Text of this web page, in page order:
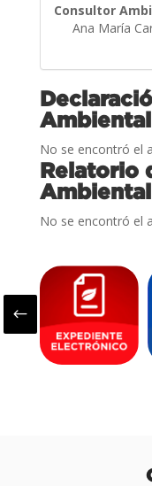
Consultor
Ana María
Ambiental
No se encontró el
Relatorio
Ambiental
No se encontró el
#